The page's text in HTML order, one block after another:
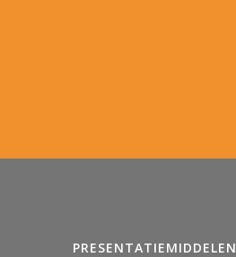
PRESENTATIEMIDDELEN